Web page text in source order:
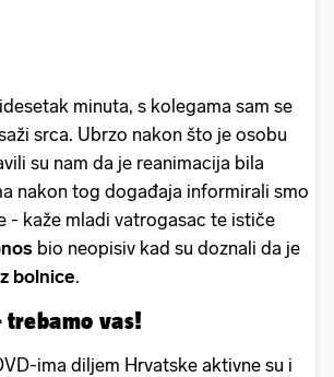
minuta, s kolegama sam se
srca. Ubrzo nakon što je osobu
su nam da je reanimacija bila
nakon tog događaja informirali smo
- kaže mladi vatrogasac te ističe
bio neopisiv kad su doznali da je
bolnice.
trebamo vas!
ima diljem Hrvatske aktivne su i